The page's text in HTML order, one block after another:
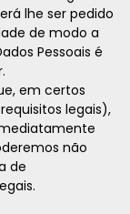
lhe ser pedido
de modo a
Pessoais é
em certos
legais),
não
de